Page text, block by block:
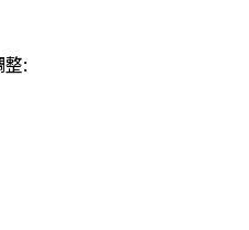
: